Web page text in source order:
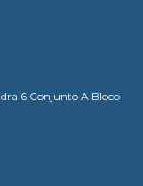
6 Conjunto A Bloco